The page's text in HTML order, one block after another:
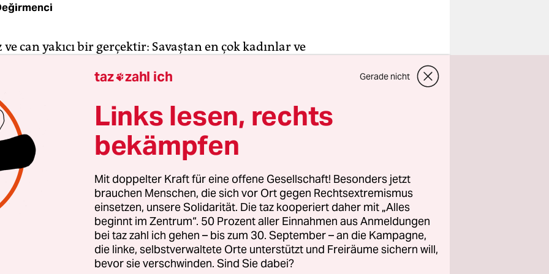
ve can yakıcı bir gerçektir: Savaştan en çok kadınlar ve
çatışmalı sürecin en büyük mağduru kadınlar oldu. Kimi
kaybederken kimi ömrünü cezaevi kapılarında geçirdi.
bu dezavantajlı durum başka bir avantaja da
savaşarak güçlenen bilge kadınlar, „kaderine boyun
dışarıya çıktı. Kendi projelerini geliştirdi. Fakat
bu avantajı kadınların ellerinden alıyor.
haklarının neler olduğunun farkındaydı. Bu haklar için
Kürt siyaseti, Cumhuriyet tarihi boyunca sürekli
idealleri pratiğe dönüştürdü. Kadınların siyasette eşit bir
edilmesini hayata geçirdi. Kadınlar artık her yerdeydi ve
taz zahl ich Gerade nicht
Links lesen, rechts
bekämpfen
Mit doppelter Kraft für eine offene Gesellschaft! Besonders jetzt
brauchen Menschen, die sich vor Ort gegen Rechtsextremismus
einsetzen, unsere Solidarität. Die taz kooperiert daher mit „Alles
beginnt im Zentrum“. 50 Prozent aller Einnahmen aus Anmeldungen
bei taz zahl ich gehen – bis zum 30. September – an die Kampagne,
die linke, selbstverwaltete Orte unterstützt und Freiräume sichern will,
bevor sie verschwinden. Sind Sie dabei?